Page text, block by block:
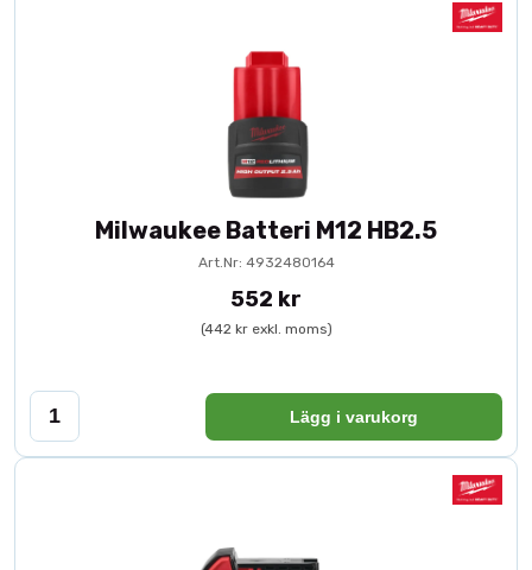
Milwaukee Batteri M12 HB2.5
Art.Nr: 4932480164
552 kr
(442 kr exkl. moms)
Lägg i varukorg